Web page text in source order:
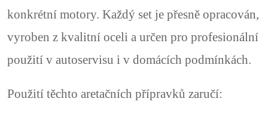
konkrétní motory. Každý set je přesně opracován,
vyroben z kvalitní oceli a určen pro profesionální
použití v autoservisu i v domácích podmínkách.
Použití těchto aretačních přípravků zaručí: